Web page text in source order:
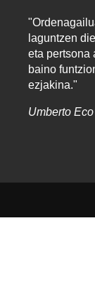
laguntzen
eta pertsona
baino
ezjakina."
Umberto Eco